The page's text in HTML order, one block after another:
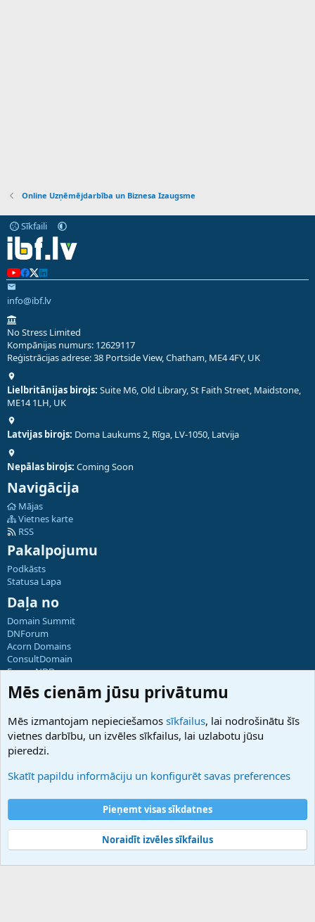
Online Uzņēmējdarbība un Biznesa Izaugsme
Sīkfaili
info@ibf.lv
No Stress Limited
Kompānijas numurs: 12629117
Reģistrācijas adrese: 38 Portside View, Chatham, ME4 4FY, UK
Lielbritānijas birojs: Suite M6, Old Library, St Faith Street, Maidstone,
ME14 1LH, UK
Latvijas birojs: Doma Laukums 2, Rīga, LV-1050, Latvija
Nepālas birojs: Coming Soon
Navigācija
Mājas
Vietnes karte
RSS
Pakalpojumu
Podkāsts
Statusa Lapa
Daļa no
Domain Summit
DNForum
Acorn Domains
ConsultDomain
ForumNDD
Domainforum.ro
27.be
Hostmaria
Atbalsts
Palīdzība
Noteikumi un nosacījumi
Privātuma politika
Community platform by XenForo® © 2010-2025 XenForo Ltd.
Mēs cienām jūsu privātumu
Mēs izmantojam nepieciešamos sīkfailus, lai nodrošinātu šīs
vietnes darbību, un izvēles sīkfailus, lai uzlabotu jūsu
pieredzi.
Skatīt papildu informāciju un konfigurēt savas preferences
Pieņemt visas sīkdatnes
Noraidīt izvēles sīkfailus